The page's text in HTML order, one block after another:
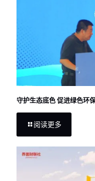
守护生态底色 促进绿色环
阅读更多